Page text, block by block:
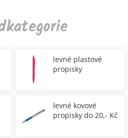
levné plastové
propisky
levné kovové
propisky do 20,- Kč